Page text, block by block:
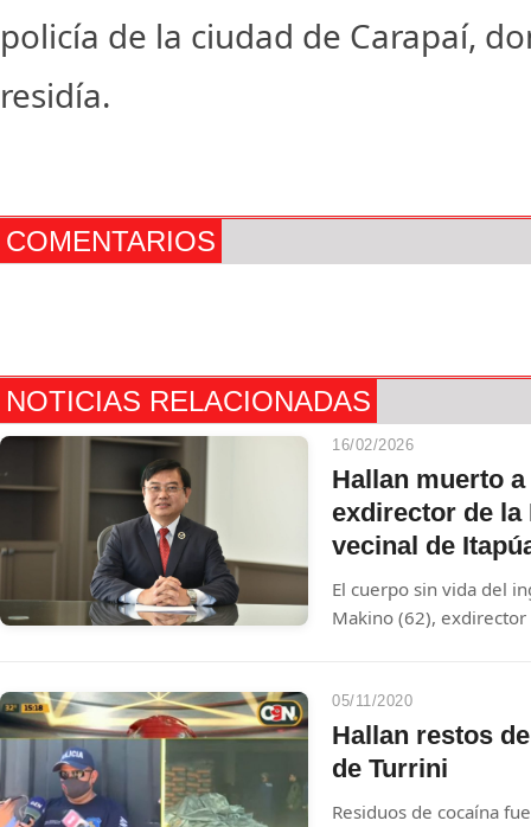
policía de la ciudad de Carapaí,
residía.
COMENTARIOS
NOTICIAS RELACIONADAS
16/02/2026
Hallan muerto
exdirector de la
vecinal de
El cuerpo sin vida del
Makino (62),
San Pedro del Paraná,
desde el 7 de febrero,
el cuello. Dos
05/11/2020
Hallan restos
de Turrini
Residuos de cocaína